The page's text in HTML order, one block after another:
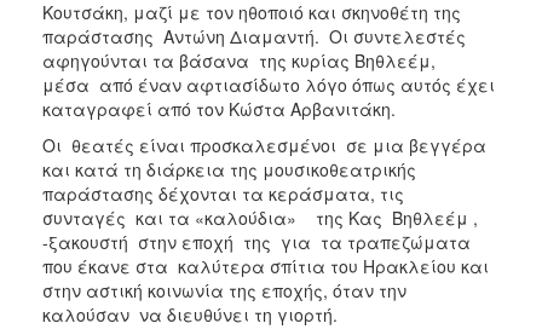
Κουτσάκη, μαζί με τον ηθοποιό και σκηνοθέτη της
παράστασης Αντώνη Διαμαντή. Οι συντελεστές
αφηγούνται τα βάσανα της κυρίας Βηθλεέμ,
μέσα από έναν αφτιασίδωτο λόγο όπως αυτός έχει
καταγραφεί από τον Κώστα Αρβανιτάκη.
Οι θεατές είναι προσκαλεσμένοι σε μια βεγγέρα
και κατά τη διάρκεια της μουσικοθεατρικής
παράστασης δέχονται τα κεράσματα, τις
συνταγές και τα «καλούδια» της Κας Βηθλεέμ ,
-ξακουστή στην εποχή της για τα τραπεζώματα
που έκανε στα καλύτερα σπίτια του Ηρακλείου και
στην αστική κοινωνία της εποχής, όταν την
καλούσαν να διευθύνει τη γιορτή.